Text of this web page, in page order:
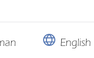
English